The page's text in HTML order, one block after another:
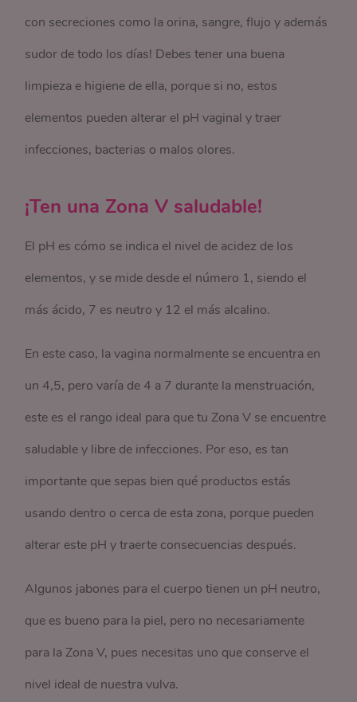
con secreciones como la orina, sangre, flujo y además
sudor de todo los días! Debes tener una buena
limpieza e higiene de ella, porque si no, estos
elementos pueden alterar el pH vaginal y traer
infecciones, bacterias o malos olores.
¡Ten una Zona V saludable!
El pH es cómo se indica el nivel de acidez de los
elementos, y se mide desde el número 1, siendo el
más ácido, 7 es neutro y 12 el más alcalino.
En este caso, la vagina normalmente se encuentra en
un 4,5, pero varía de 4 a 7 durante la menstruación,
este es el rango ideal para que tu Zona V se encuentre
saludable y libre de infecciones. Por eso, es tan
importante que sepas bien qué productos estás
usando dentro o cerca de esta zona, porque pueden
alterar este pH y traerte consecuencias después.
Algunos jabones para el cuerpo tienen un pH neutro,
que es bueno para la piel, pero no necesariamente
para la Zona V, pues necesitas uno que conserve el
nivel ideal de nuestra vulva.